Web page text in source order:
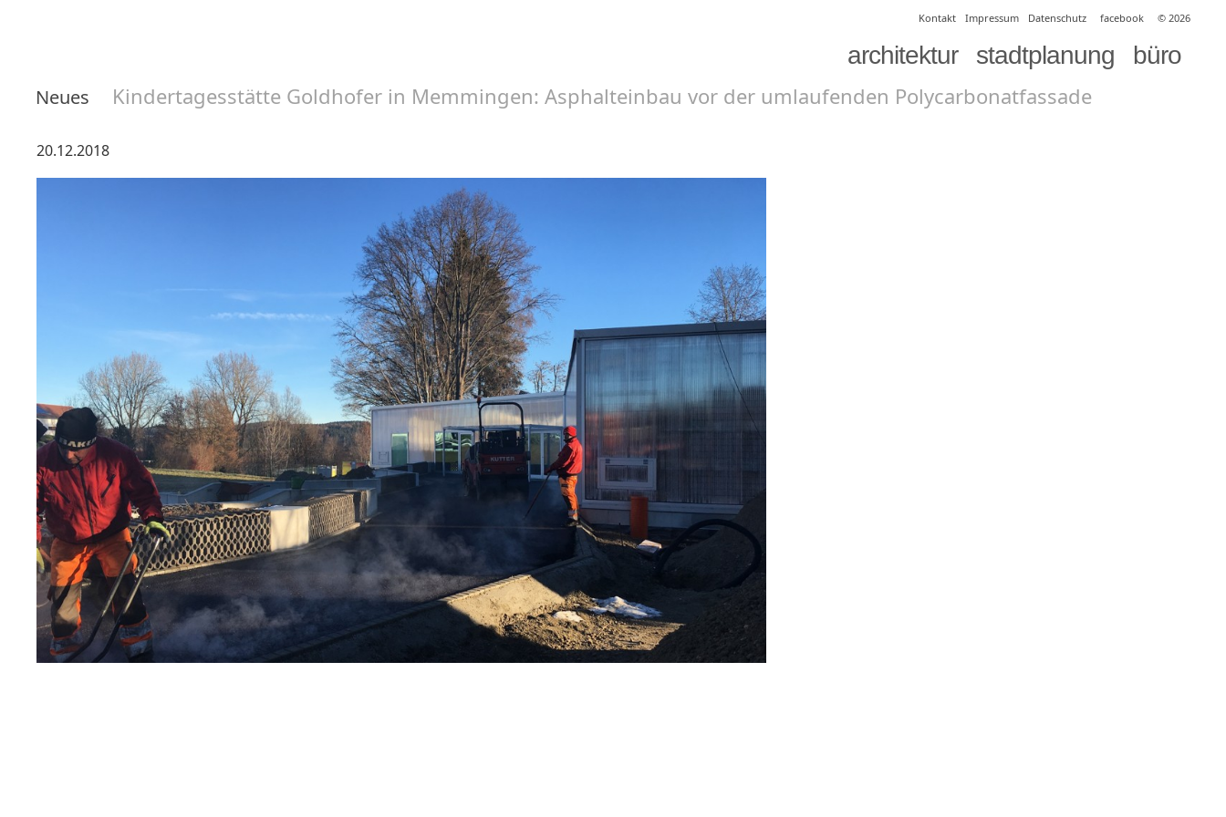
Kontakt Impressum Datenschutz facebook © 2026
architektur stadtplanung büro
Neues Kindertagesstätte Goldhofer in Memmingen: Asphalteinbau vor der umlaufenden Polycarbonatfassade
20.12.2018